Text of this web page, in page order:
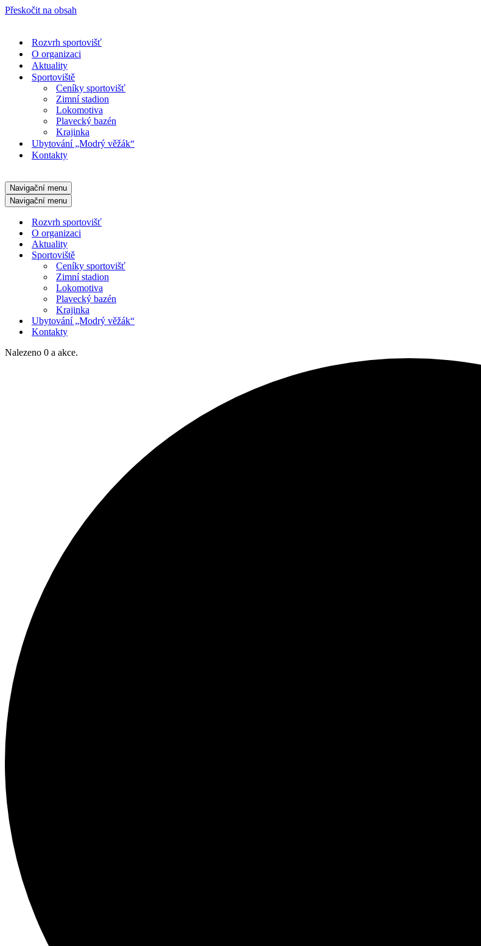
Přeskočit na obsah
Rozvrh sportovišť
O organizaci
Aktuality
Sportoviště
Ceníky sportovišť
Zimní stadion
Lokomotiva
Plavecký bazén
Krajinka
Ubytování „Modrý věžák“
Kontakty
Navigační menu
Navigační menu
Rozvrh sportovišť
O organizaci
Aktuality
Sportoviště
Ceníky sportovišť
Zimní stadion
Lokomotiva
Plavecký bazén
Krajinka
Ubytování „Modrý věžák“
Kontakty
Nalezeno 0 a akce.